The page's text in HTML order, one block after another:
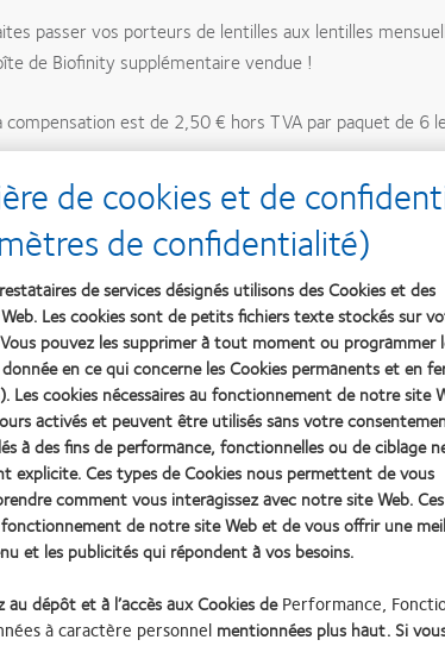
passer vos porteurs de lentilles aux lentilles
de Biofinity supplémentaire vendue !
compensation est de 2,50 € hors TVA par paquet de 6
action se déroule du
1er mai au 31 juillet 2025
sur les produits est de trois mois à compter du
La compensation s'applique uniquement à la croissance
à la même période l'année dernière.
Consultez ici les
vous en utilisant le formulaire en ligne ci-
submissions.
de cookies et de
de confidentialité)
de services désignés utilisons des Cookies et des
Les cookies sont de petits fichiers texte stockés sur
pouvez les supprimer à tout moment ou programmer
en ce qui concerne les Cookies permanents et en
Les cookies nécessaires au fonctionnement de notre site
activés et peuvent être utilisés sans votre
à des fins de performance, fonctionnelles ou de ciblage
explicite. Ces types de Cookies nous permettent de vous
comment vous interagissez avec notre site Web. Ces
de notre site Web et de vous offrir une
et les publicités qui répondent à vos besoins.
dépôt et à l’accès aux Cookies dePerformance,
à caractère personnel mentionnées plus haut. Si